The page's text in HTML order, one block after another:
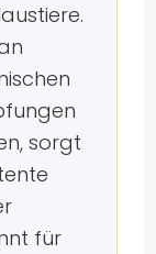
sorgt
für